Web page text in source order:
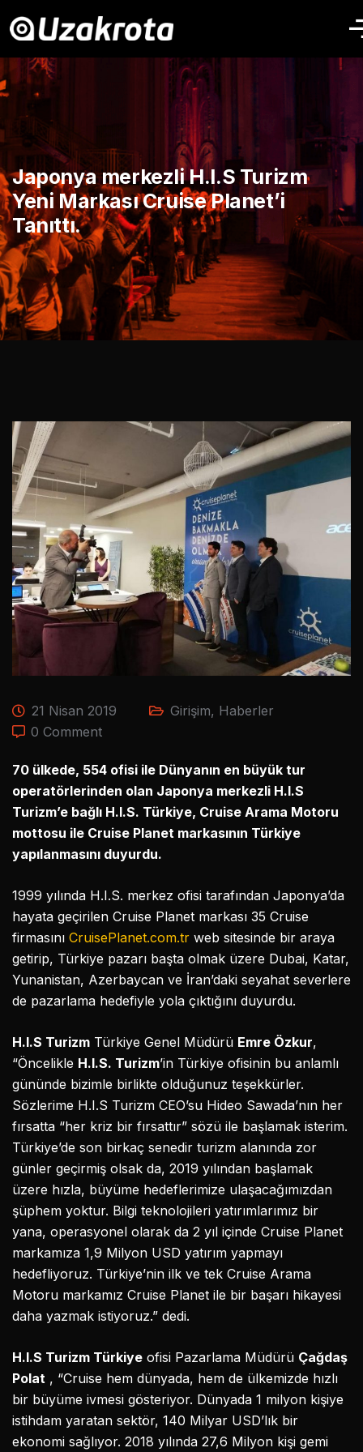
Japonya merkezli H.I.S Turizm
Yeni Markası Cruise Planet’i
Tanıttı.
21 Nisan 2019 Girişim, Haberler
0 Comment
70 ülkede, 554 ofisi ile Dünyanın en büyük tur
operatörlerinden olan Japonya merkezli H.I.S
Turizm’e bağlı H.I.S. Türkiye, Cruise Arama Motoru
mottosu ile Cruise Planet markasının Türkiye
yapılanmasını duyurdu.
1999 yılında H.I.S. merkez ofisi tarafından Japonya’da
hayata geçirilen Cruise Planet markası 35 Cruise
firmasını CruisePlanet.com.tr web sitesinde bir araya
getirip, Türkiye pazarı başta olmak üzere Dubai, Katar,
Yunanistan, Azerbaycan ve İran’daki seyahat severlere
de pazarlama hedefiyle yola çıktığını duyurdu.
H.I.S Turizm Türkiye Genel Müdürü Emre Özkur,
“Öncelikle H.I.S. Turizm’in Türkiye ofisinin bu anlamlı
gününde bizimle birlikte olduğunuz teşekkürler.
Sözlerime H.I.S Turizm CEO’su Hideo Sawada’nın her
fırsatta “her kriz bir fırsattır” sözü ile başlamak isterim.
Türkiye’de son birkaç senedir turizm alanında zor
günler geçirmiş olsak da, 2019 yılından başlamak
üzere hızla, büyüme hedeflerimize ulaşacağımızdan
şüphem yoktur. Bilgi teknolojileri yatırımlarımız bir
yana, operasyonel olarak da 2 yıl içinde Cruise Planet
markamıza 1,9 Milyon USD yatırım yapmayı
hedefliyoruz. Türkiye’nin ilk ve tek Cruise Arama
Motoru markamız Cruise Planet ile bir başarı hikayesi
daha yazmak istiyoruz.” dedi.
H.I.S Turizm Türkiye ofisi Pazarlama Müdürü Çağdaş
Polat , “Cruise hem dünyada, hem de ülkemizde hızlı
bir büyüme ivmesi gösteriyor. Dünyada 1 milyon kişiye
istihdam yaratan sektör, 140 Milyar USD’lık bir
ekonomi sağlıyor. 2018 yılında 27,6 Milyon kişi gemi